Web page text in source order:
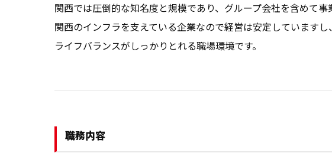
関西では圧倒的な知名度と規模であり、グループ会社を含めて事
関西のインフラを支えている企業なので経営は安定しています
ライフバランスがしっかりとれる職場環境です。
職務内容